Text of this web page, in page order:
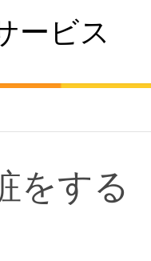
ービス
をする